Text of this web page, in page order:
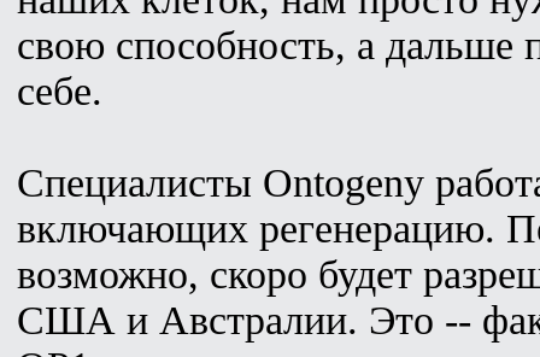
свою способность, а дальше
себе.
Специалисты Ontogeny
включающих регенерацию.
возможно, скоро будет
США и Австралии. Это --